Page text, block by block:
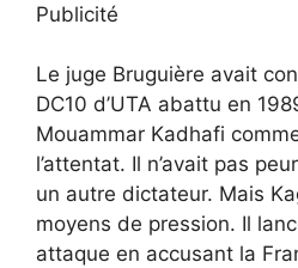
Publicité
Le juge Bruguière avait
DC10 d’UTA abattu en
Mouammar Kadhafi
l’attentat. Il n’avait pas
un autre dictateur. Mais
moyens de pression. Il
attaque en accusant la